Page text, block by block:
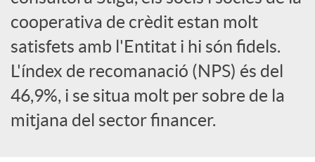
o
r
d
cooperativa de crèdit estan molt
satisfets amb l'Entitat i hi són fidels.
L'índex de recomanació (NPS) és del
46,9%, i se situa molt per sobre de la
mitjana del sector financer.